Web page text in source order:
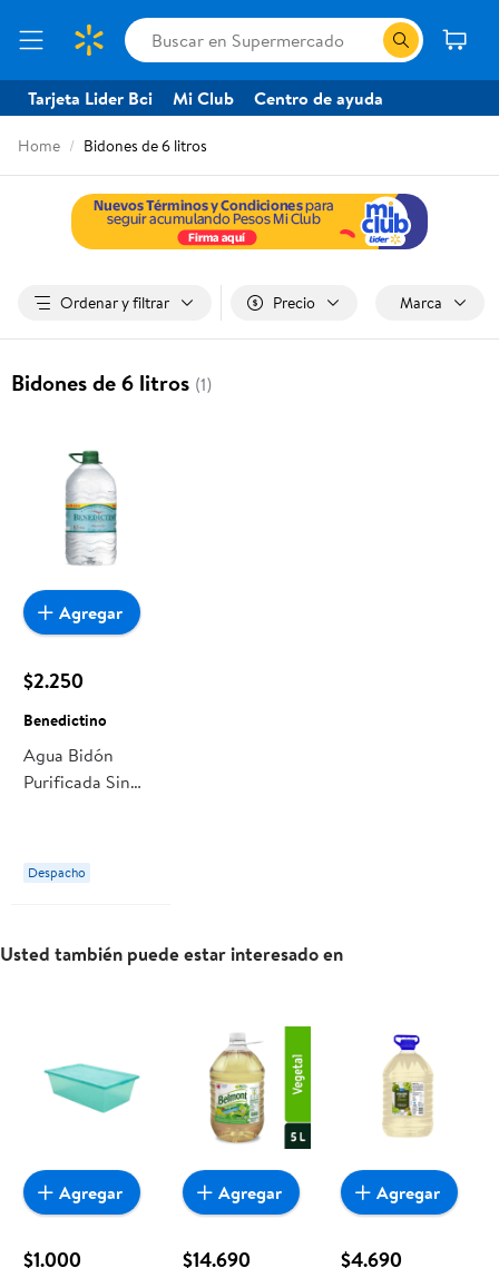
Tarjeta Lider Bci Mi Club Centro de ayuda
Home Bidones de 6 litros
Ordenar y filtrar Precio Marca
Bidones de 6 litros (1)
$2.250
Benedictino
Agua Bidón
Purificada Sin
Despacho
Agregar
Usted también puede estar interesado en
$1.000
Agregar
$14.690
Agregar
$4.690
Agregar